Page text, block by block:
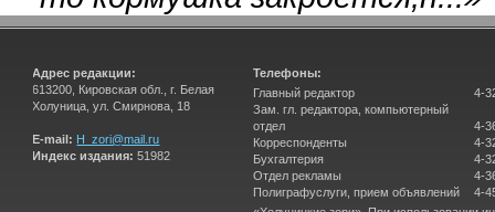
Адрес редакции:
613200, Кировская обл., г. Белая
Холуница, ул. Смирнова, 18
E-mail: H_zori@mail.ru
Индекс издания: 51982
Телефоны:
Главный редактор
Зам. гл. редактора, компьютерный
отдел
Корреспонденты
Бухгалтерия
Отдел рекламы
Полиграфуслуги, прием объявлений
4-
4-
4-
4-
4-
4-